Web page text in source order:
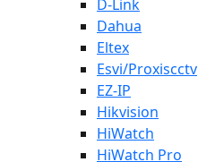
D-Link
Dahua
Eltex
Esvi/Proxiscctv
EZ-IP
Hikvision
HiWatch
HiWatch Pro